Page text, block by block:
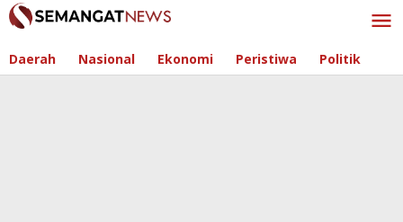
Skip
to
Daerah Nasional Ekonomi Peristiwa Politik